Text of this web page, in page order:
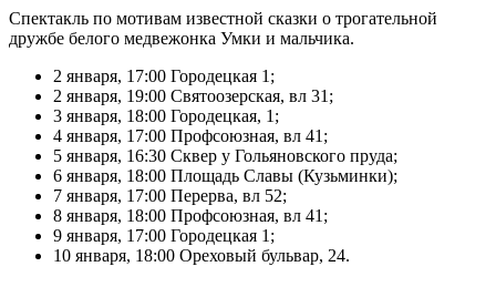
Спектакль по мотивам известной сказки о трогательной
дружбе белого медвежонка Умки и мальчика.
2 января, 17:00 Городецкая 1;
2 января, 19:00 Святоозерская, вл 31;
3 января, 18:00 Городецкая, 1;
4 января, 17:00 Профсоюзная, вл 41;
5 января, 16:30 Сквер у Гольяновского пруда;
6 января, 18:00 Площадь Славы (Кузьминки);
7 января, 17:00 Перерва, вл 52;
8 января, 18:00 Профсоюзная, вл 41;
9 января, 17:00 Городецкая 1;
10 января, 18:00 Ореховый бульвар, 24.